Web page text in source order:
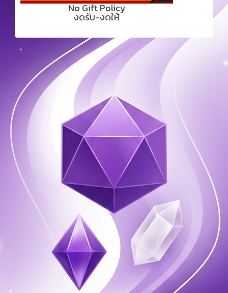
No Gift Policy
งดรับ-งดให้